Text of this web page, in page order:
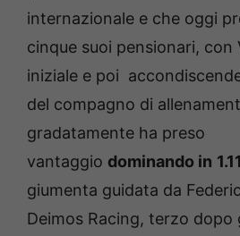
internazionale e che oggi
cinque suoi pensionari, con
iniziale e poi
del compagno di
gradatamente ha preso
vantaggio dominando in
giumenta guidata da
Deimos Racing, terzo dopo